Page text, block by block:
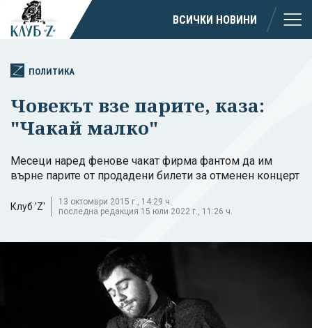
ВСИЧКИ НОВИНИ
ПОЛИТИКА
Човекът взе парите, каза:
"Чакай малко"
Месеци наред фенове чакат фирма фантом да им
върне парите от продадени билети за отменен концерт
Клуб 'Z'
13 октомври 2015 г., 14:29 ч.
последна редакция 15 юли 2022 г., 11:26 ч.